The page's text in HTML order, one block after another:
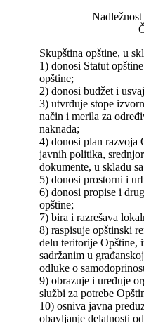
Skupština opštine, u
1) donosi Statut
opštine;
2) donosi budžet i
3) utvrđuje stope
način i merila za
naknada;
4) donosi plan razvoja
javnih politika,
dokumente, u skladu
5) donosi prostorni i
6) donosi propise i
opštine;
7) bira i razrešava
8) raspisuje opštinski
delu teritorije Opštine,
sadržanim u
odluke o
9) obrazuje i uređuje
službi za potrebe
10) osniva javna
obavljanje delatnosti